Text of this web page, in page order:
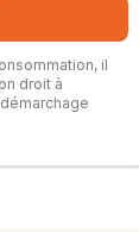
il
droit à